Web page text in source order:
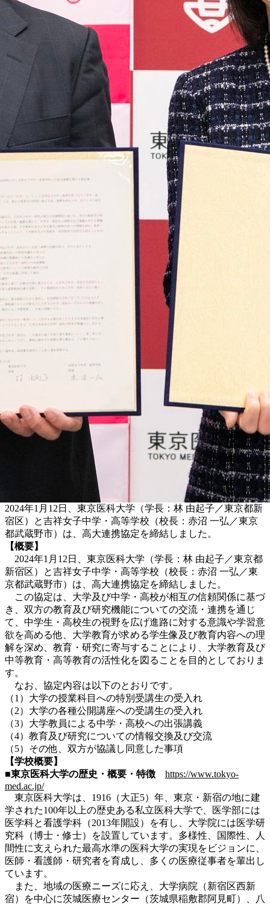
2024年1月12日、東京医科大学（学長：林 由起子／東京都新
宿区）と吉祥女子中学・高等学校（校長：赤沼 一弘／東京
都武蔵野市）は、高大連携協定を締結しました。
【概要】
2024年1月12日、東京医科大学（学長：林 由起子／東京都
新宿区）と吉祥女子中学・高等学校（校長：赤沼 一弘／東
京都武蔵野市）は、高大連携協定を締結しました。
この協定は、大学及び中学・高校が相互の信頼関係に基づ
き、双方の教育及び研究機能についての交流・連携を通じ
て、中学生・高校生の視野を広げ進路に対する意識や学習意
欲を高める他、大学教育が求める学生像及び教育内容への理
解を深め、教育・研究に寄与することにより、大学教育及び
中等教育・高等教育の活性化を図ることを目的としておりま
す。
なお、協定内容は以下のとおりです。
（1）大学の授業科目への特別受講生の受入れ
（2）大学の各種公開講座への受講生の受入れ
（3）大学教員による中学・高校への出張講義
（4）教育及び研究についての情報交換及び交流
（5）その他、双方が協議し同意した事項
【学校概要】
■東京医科大学の歴史・概要・特徴
https://www.tokyo-
med.ac.jp/
東京医科大学は、1916（大正5）年、東京・新宿の地に建
学された100年以上の歴史ある私立医科大学で、医学部には
医学科と看護学科（2013年開設）を有し、大学院には医学研
究科（博士・修士）を設置しています。多様性、国際性、人
間性に支えられた最高水準の医科大学の実現をビジョンに、
医師・看護師・研究者を育成し、多くの医療従事者を輩出し
ています。
また、地域の医療ニーズに応え、大学病院（新宿区西新
宿）を中心に茨城医療センター（茨城県稲敷郡阿見町）、八